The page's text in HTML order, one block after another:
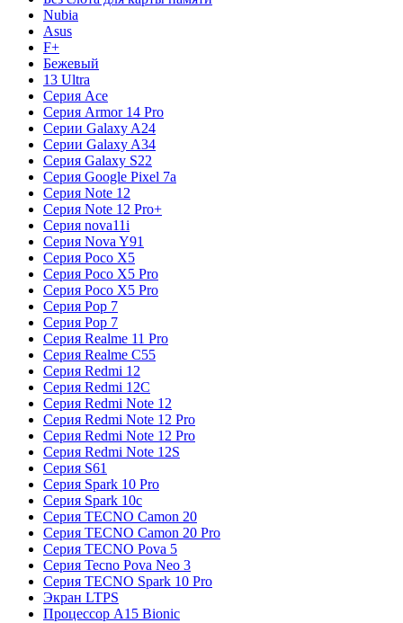
Nubia
Asus
F+
Бежевый
13 Ultra
Серия Ace
Серия Armor 14 Pro
Серии Galaxy A24
Серии Galaxy A34
Серия Galaxy S22
Серия Google Pixel 7a
Серия Note 12
Серия Note 12 Pro+
Серия nova11i
Серия Nova Y91
Серия Poco X5
Серия Poco X5 Pro
Серия Poco X5 Pro
Серия Pop 7
Серия Pop 7
Серия Realme 11 Pro
Серия Realme C55
Серия Redmi 12
Серия Redmi 12C
Серия Redmi Note 12
Серия Redmi Note 12 Pro
Серия Redmi Note 12 Pro
Серия Redmi Note 12S
Серия S61
Серия Spark 10 Pro
Серия Spark 10c
Серия TECNO Camon 20
Серия TECNO Camon 20 Pro
Серия TECNO Pova 5
Серия Tecno Pova Neo 3
Серия TECNO Spark 10 Pro
Экран LTPS
Процессор A15 Bionic